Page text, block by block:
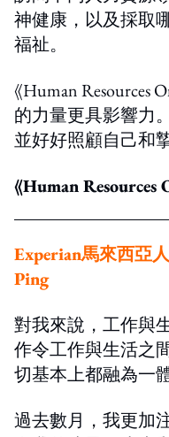
神健康，以及採取
福祉。
《Human Resources
的力量更具影響力
並好好照顧自己和摯
《Human Resources
Experian馬來西亞
Ping
對我來說，工作與
作令工作與生活之
切基本上都融為一體
過去數月，我更加